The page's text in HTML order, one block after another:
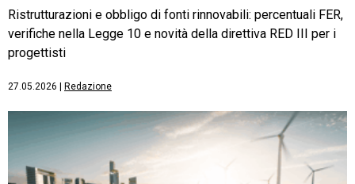
Ristrutturazioni e obbligo di fonti rinnovabili: percentuali FER,
verifiche nella Legge 10 e novità della direttiva RED III per i
progettisti
27.05.2026 Redazione